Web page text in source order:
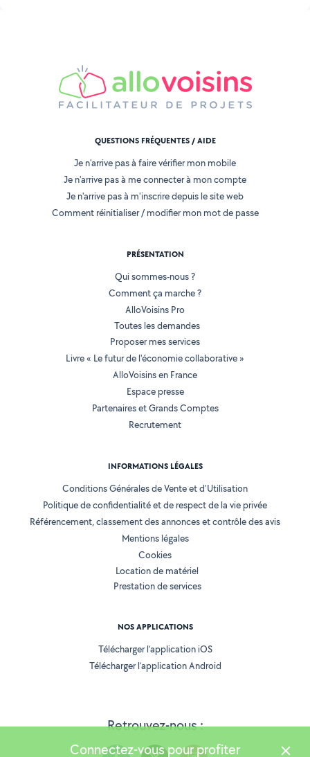
Retrouvez-nous :
QUESTIONS FRÉQUENTES / AIDE
Je n'arrive pas à faire vérifier mon mobile
Je n'arrive pas à me connecter à mon compte
Je n'arrive pas à m'inscrire depuis le site web
Comment réinitialiser / modifier mon mot de passe
PRÉSENTATION
Qui sommes-nous ?
Comment ça marche ?
AlloVoisins Pro
Toutes les demandes
Proposer mes services
Livre « Le futur de l'économie collaborative »
AlloVoisins en France
Espace presse
Partenaires et Grands Comptes
Recrutement
INFORMATIONS LÉGALES
Conditions Générales de Vente et d'Utilisation
Politique de confidentialité et de respect de la vie privée
Référencement, classement des annonces et contrôle des avis
Mentions légales
Cookies
Location de matériel
Prestation de services
NOS APPLICATIONS
Télécharger l’application iOS
Télécharger l’application Android
Connectez-vous pour profiter